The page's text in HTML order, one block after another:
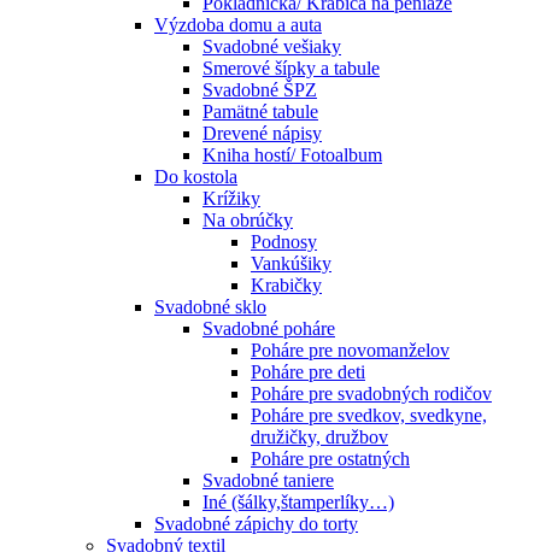
Výzdoba domu a auta
Svadobné vešiaky
Smerové šípky a tabule
Svadobné ŠPZ
Pamätné tabule
Drevené nápisy
Kniha hostí/ Fotoalbum
Do kostola
Krížiky
Na obrúčky
Podnosy
Vankúšiky
Krabičky
Svadobné sklo
Svadobné poháre
Poháre pre novomanželov
Poháre pre deti
Poháre pre svadobných rodičov
Poháre pre svedkov, svedkyne,
družičky, družbov
Poháre pre ostatných
Svadobné taniere
Iné (šálky,štamperlíky…)
Svadobné zápichy do torty
Svadobný textil